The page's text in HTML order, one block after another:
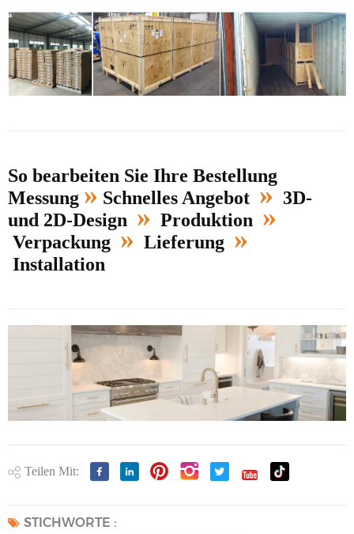
So bearbeiten Sie Ihre Bestellung
Messung » Schnelles Angebot » 3D-
und 2D-Design » Produktion »
Verpackung » Lieferung »
Installation
Teilen Mit:
STICHWORTE :